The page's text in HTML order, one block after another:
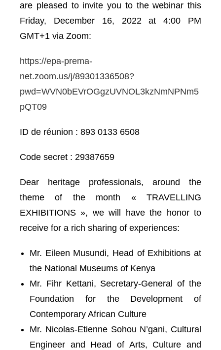
are pleased to invite you to the webinar this
Friday, December 16, 2022 at 4:00 PM
GMT+1 via Zoom:
https://epa-prema-
net.zoom.us/j/89301336508?
pwd=WVN0bEVrOGgzUVNOL3kzNmNPNm5
pQT09
ID de réunion : 893 0133 6508
Code secret : 29387659
Dear heritage professionals, around the
theme of the month « TRAVELLING
EXHIBITIONS », we will have the honor to
receive for a rich sharing of experiences:
Mr. Eileen Musundi, Head of Exhibitions at
the National Museums of Kenya
Mr. Fihr Kettani, Secretary-General of the
Foundation for the Development of
Contemporary African Culture
Mr. Nicolas-Etienne Sohou N’gani, Cultural
Engineer and Head of Arts, Culture and